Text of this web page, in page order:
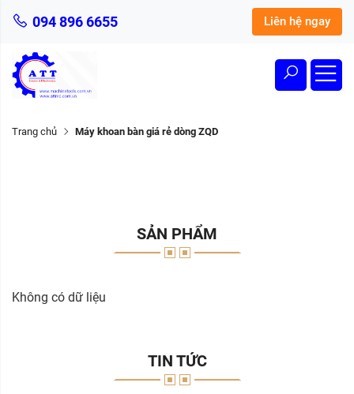
094 896 6655 Liên hệ ngay
Trang chủ Máy khoan bàn giá rẻ dòng ZQD
SẢN PHẨM
Không có dữ liệu
TIN TỨC